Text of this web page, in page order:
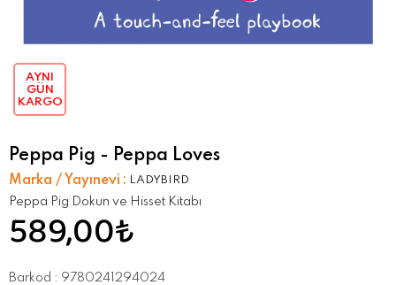
AYNI
GÜN
KARGO
Peppa Pig - Peppa Loves
Marka / Yayınevi : LADYBIRD
Peppa Pig Dokun ve Hisset Kitabı
589,00₺
Barkod : 9780241294024